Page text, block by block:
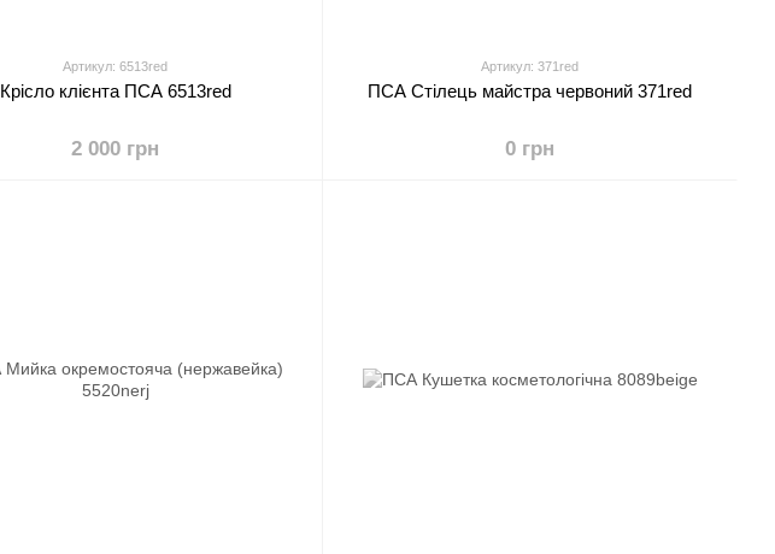
Артикул: 6513red
Крісло клієнта ПСА 6513red
2 000 грн
Артикул: 371red
ПСА Стілець майстра червоний 371red
0 грн